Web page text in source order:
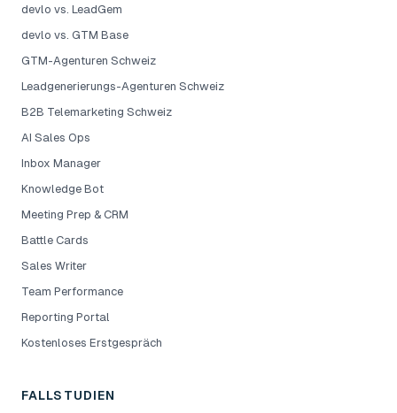
devlo vs. LeadGem
devlo vs. GTM Base
GTM-Agenturen Schweiz
Leadgenerierungs-Agenturen Schweiz
B2B Telemarketing Schweiz
AI Sales Ops
Inbox Manager
Knowledge Bot
Meeting Prep & CRM
Battle Cards
Sales Writer
Team Performance
Reporting Portal
Kostenloses Erstgespräch
FALLSTUDIEN